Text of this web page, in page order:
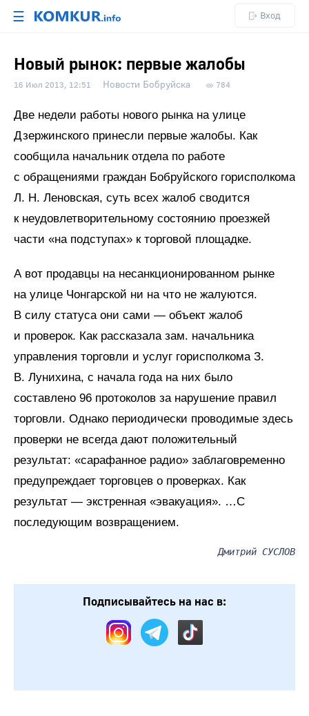
☰ Вход
Новый рынок: первые жалобы
16 Июл 2013, 12:51 Новости Бобруйска 784
Две недели работы нового рынка на улице
Дзержинского принесли первые жалобы. Как
сообщила начальник отдела по работе
с обращениями граждан Бобруйского горисполкома
Л. Н. Леновская, суть всех жалоб сводится
к неудовлетворительному состоянию проезжей
части «на подступах» к торговой площадке.
А вот продавцы на несанкционированном рынке
на улице Чонгарской ни на что не жалуются.
В силу статуса они сами — объект жалоб
и проверок. Как рассказала зам. начальника
управления торговли и услуг горисполкома З.
В. Лунихина, с начала года на них было
составлено 96 протоколов за нарушение правил
торговли. Однако периодически проводимые здесь
проверки не всегда дают положительный
результат: «сарафанное радио» заблаговременно
предупреждает торговцев о проверках. Как
результат — экстренная «эвакуация». …С
последующим возвращением.
Дмитрий СУСЛОВ
Подписывайтесь на нас в: